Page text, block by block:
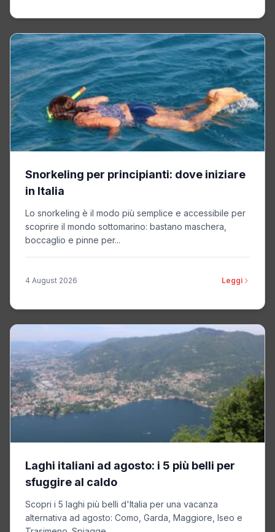
Snorkeling per principianti: dove iniziare
in Italia
Lo snorkeling è il modo più semplice e accessibile per
scoprire il mondo sottomarino: bastano maschera,
boccaglio e pinne per...
4 August 2026 Leggi
Laghi italiani ad agosto: i 5 più belli per
sfuggire al caldo
Scopri i 5 laghi più belli d'Italia per una vacanza
alternativa ad agosto: Como, Garda, Maggiore, Iseo e